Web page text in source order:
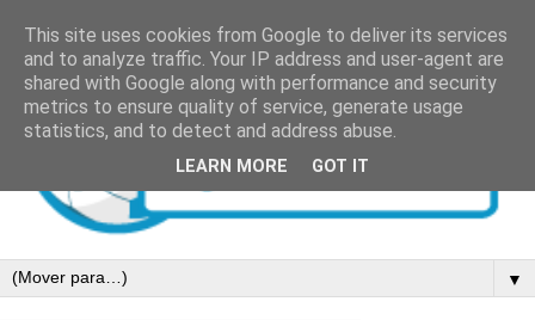
▼
This site uses cookies from Google to deliver its services
and to analyze traffic. Your IP address and user-agent are
shared with Google along with performance and security
metrics to ensure quality of service, generate usage
statistics, and to detect and address abuse.
LEARN MORE GOT IT